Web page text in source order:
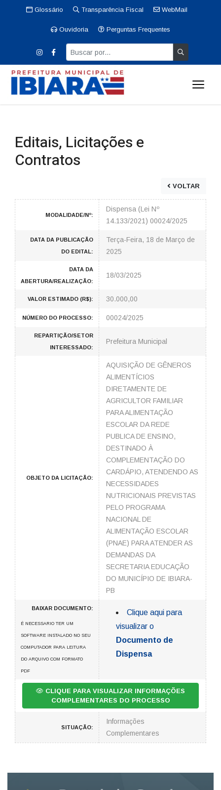
Glossário Transparência Fiscal WebMail
Ouvidoria Perguntas Frequentes
Editais, Licitações e
Contratos
VOLTAR
MODALIDADE/Nº:
Dispensa (Lei Nº
14.133/2021) 00024/2025
DATA DA PUBLICAÇÃO
DO EDITAL:
Terça-Feira, 18 de Março de
2025
DATA DA
ABERTURA/REALIZAÇÃO:
18/03/2025
VALOR ESTIMADO (R$): 30.000,00
NÚMERO DO PROCESSO: 00024/2025
REPARTIÇÃO/SETOR
INTERESSADO:
Prefeitura Municipal
OBJETO DA LICITAÇÃO:
AQUISIÇÃO DE GÊNEROS
ALIMENTÍCIOS
DIRETAMENTE DE
AGRICULTOR FAMILIAR
PARA ALIMENTAÇÃO
ESCOLAR DA REDE
PUBLICA DE ENSINO,
DESTINADO À
COMPLEMENTAÇÃO DO
CARDÁPIO, ATENDENDO AS
NECESSIDADES
NUTRICIONAIS PREVISTAS
PELO PROGRAMA
NACIONAL DE
ALIMENTAÇÃO ESCOLAR
(PNAE) PARA ATENDER AS
DEMANDAS DA
SECRETARIA EDUCAÇÃO
DO MUNICÍPIO DE IBIARA-
PB
BAIXAR DOCUMENTO:
É NECESSARIO TER UM
SOFTWARE INSTALADO NO SEU
COMPUTADOR PARA LEITURA
DO ARQUIVO COM FORMATO
PDF
Clique aqui para
visualizar o
Documento de
Dispensa
CLIQUE PARA VISUALIZAR INFORMAÇÕES
COMPLEMENTARES DO PROCESSO
SITUAÇÃO:
Informações
Complementares